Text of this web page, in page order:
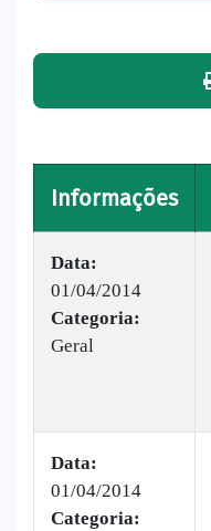
Informações
Data:
01/04/2014
Categoria:
Geral
Data:
01/04/2014
Categoria: